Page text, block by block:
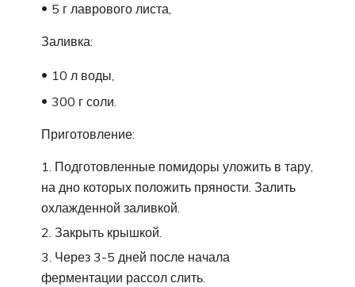
5 г лаврового листа,
Заливка:
10 л воды,
300 г соли.
Приготовление:
Подготовленные помидоры уложить в тару,
на дно которых положить пряности. Залить
охлажденной заливкой.
Закрыть крышкой.
Через 3-5 дней после начала
ферментации рассол слить.